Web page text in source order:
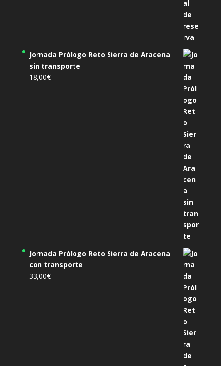
Jornada Prólogo Reto Sierra de Aracena
sin transporte
18,00€
Jornada Prólogo Reto Sierra de Aracena
con transporte
33,00€